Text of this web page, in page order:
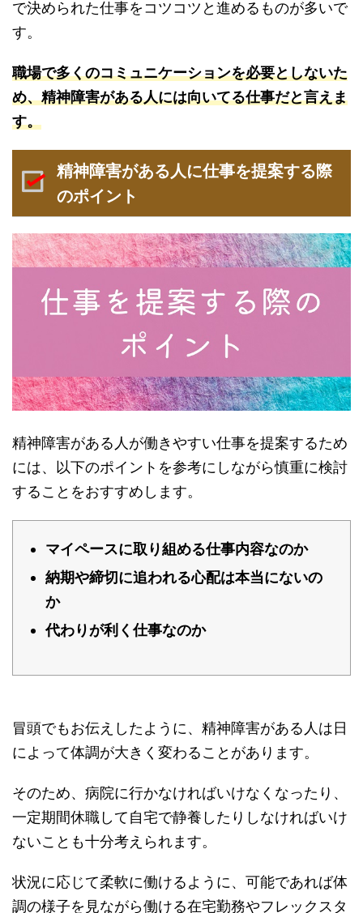
で決められた仕事をコツコツと進めるものが多いで
す。
職場で多くのコミュニケーションを必要としないた
め、精神障害がある人には向いてる仕事だと言えま
す。
精神障害がある人に仕事を提案する際
のポイント
精神障害がある人が働きやすい仕事を提案するため
には、以下のポイントを参考にしながら慎重に検討
することをおすすめします。
マイペースに取り組める仕事内容なのか
納期や締切に追われる心配は本当にないの
か
代わりが利く仕事なのか
冒頭でもお伝えしたように、精神障害がある人は日
によって体調が大きく変わることがあります。
そのため、病院に行かなければいけなくなったり、
一定期間休職して自宅で静養したりしなければいけ
ないことも十分考えられます。
状況に応じて柔軟に働けるように、可能であれば体
調の様子を見ながら働ける在宅勤務やフレックスタ